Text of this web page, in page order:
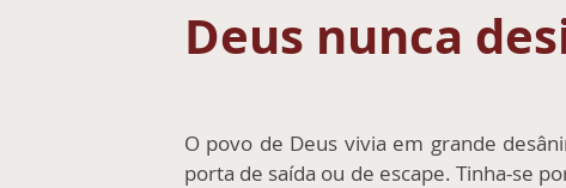
Deus nunca
O povo de Deus vivia em grande
porta de saída ou de escape. Tinha-se